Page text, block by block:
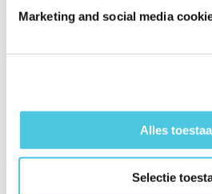
Marketing and social media
Alles
Selectie
uit liefde, passie en innerlijke
op de kaart, gaat het erom dat je een
worden opgedragen of ingegeven door
uit liefde je naar een hoogtepunt
kaart symboliseert begeleiding en
bijstaat wanneer je trouw blijft aan
herinnert eraan dat het leven bestaat uit
piekmoment kan zijn in je leven.